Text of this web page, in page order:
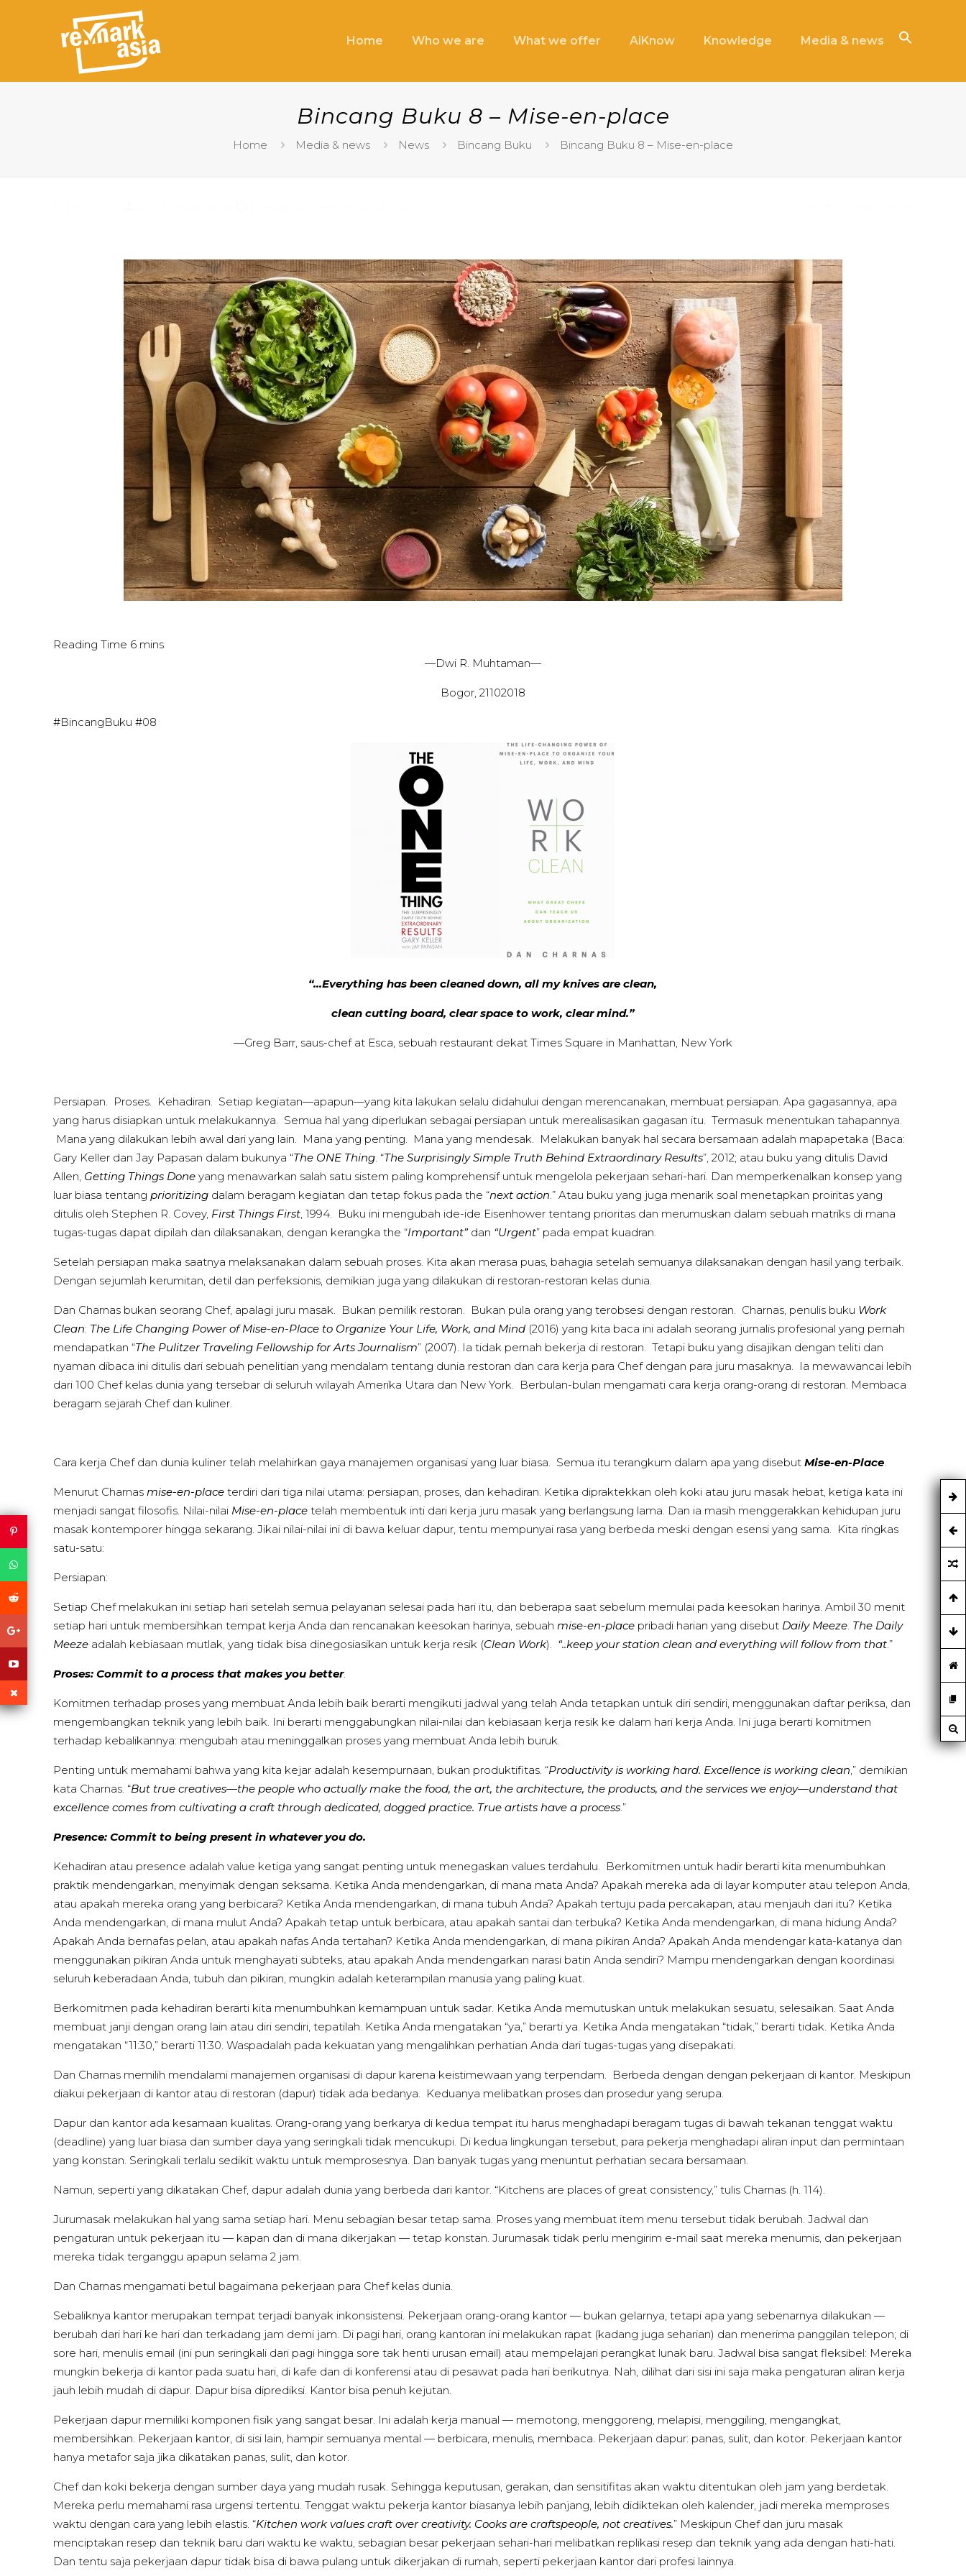
Home Who we are What we offer AiKnow Knowledge Media & news
Bincang Buku 8 – Mise-en-place
Home Media & news News Bincang Buku Bincang Buku 8 – Mise-en-place
—Dwi R. Muhtaman—
Bogor, 21102018
#BincangBuku #08
“…Everything has been cleaned down, all my knives are clean,
clean cutting board, clear space to work, clear mind.”
—Greg Barr, saus-chef at Esca, sebuah restaurant dekat Times Square in Manhattan, New York
Persiapan. Proses. Kehadiran. Setiap kegiatan—apapun—yang kita lakukan selalu didahului dengan merencanakan, membuat persiapan. Apa gagasannya, apa
yang harus disiapkan untuk melakukannya. Semua hal yang diperlukan sebagai persiapan untuk merealisasikan gagasan itu. Termasuk menentukan tahapannya.
Mana yang dilakukan lebih awal dari yang lain. Mana yang penting. Mana yang mendesak. Melakukan banyak hal secara bersamaan adalah mapapetaka (Baca:
Gary Keller dan Jay Papasan dalam bukunya “The ONE Thing. “The Surprisingly Simple Truth Behind Extraordinary Results”, 2012; atau buku yang ditulis David
Allen, Getting Things Done yang menawarkan salah satu sistem paling komprehensif untuk mengelola pekerjaan sehari-hari. Dan memperkenalkan konsep yang
luar biasa tentangprioritizing dalam beragam kegiatan dan tetap fokus pada the “next action.” Atau buku yang juga menarik soal menetapkan proiritas yang
ditulis oleh Stephen R. Covey, First Things First, 1994. Buku ini mengubah ide-ide Eisenhower tentang prioritas dan merumuskan dalam sebuah matriks di mana
tugas-tugas dapat dipilah dan dilaksanakan, dengan kerangka the “Important” dan “Urgent” pada empat kuadran.
Setelah persiapan maka saatnya melaksanakan dalam sebuah proses. Kita akan merasa puas, bahagia setelah semuanya dilaksanakan dengan hasil yang terbaik.
Dengan sejumlah kerumitan, detil dan perfeksionis, demikian juga yang dilakukan di restoran-restoran kelas dunia.
Dan Charnas bukan seorang Chef, apalagi juru masak. Bukan pemilik restoran. Bukan pula orang yang terobsesi dengan restoran. Charnas, penulis buku Work
Clean: The Life Changing Power of Mise-en-Place to Organize Your Life, Work, and Mind (2016) yang kita baca ini adalah seorang jurnalis profesional yang pernah
mendapatkan “The Pulitzer Traveling Fellowship for Arts Journalism” (2007). Ia tidak pernah bekerja di restoran. Tetapi buku yang disajikan dengan teliti dan
nyaman dibaca ini ditulis dari sebuah penelitian yang mendalam tentang dunia restoran dan cara kerja para Chef dengan para juru masaknya. Ia mewawancai lebih
dari 100 Chef kelas dunia yang tersebar di seluruh wilayah Amerika Utara dan New York. Berbulan-bulan mengamati cara kerja orang-orang di restoran. Membaca
beragam sejarah Chef dan kuliner.
Cara kerja Chef dan dunia kuliner telah melahirkan gaya manajemen organisasi yang luar biasa. Semua itu terangkum dalam apa yang disebutMise-en-Place.
Menurut Charnasmise-en-place terdiri dari tiga nilai utama: persiapan, proses, dan kehadiran. Ketika dipraktekkan oleh koki atau juru masak hebat, ketiga kata ini
menjadi sangat filosofis. Nilai-nilai Mise-en-place telah membentuk inti dari kerja juru masak yang berlangsung lama. Dan ia masih menggerakkan kehidupan juru
masak kontemporer hingga sekarang. Jikai nilai-nilai ini di bawa keluar dapur, tentu mempunyai rasa yang berbeda meski dengan esensi yang sama. Kita ringkas
satu-satu:
Persiapan:
Setiap Chef melakukan ini setiap hari setelah semua pelayanan selesai pada hari itu, dan beberapa saat sebelum memulai pada keesokan harinya. Ambil 30 menit
setiap hari untuk membersihkan tempat kerja Anda dan rencanakan keesokan harinya, sebuahmise-en-place pribadi harian yang disebut Daily Meeze. The Daily
Meeze adalah kebiasaan mutlak, yang tidak bisa dinegosiasikan untuk kerja resik (Clean Work). “..keep your station clean and everything will follow from that.”
Proses: Commit to a process that makes you better.
Komitmen terhadap proses yang membuat Anda lebih baik berarti mengikuti jadwal yang telah Anda tetapkan untuk diri sendiri, menggunakan daftar periksa, dan
mengembangkan teknik yang lebih baik. Ini berarti menggabungkan nilai-nilai dan kebiasaan kerja resik ke dalam hari kerja Anda. Ini juga berarti komitmen
terhadap kebalikannya: mengubah atau meninggalkan proses yang membuat Anda lebih buruk.
Penting untuk memahami bahwa yang kita kejar adalah kesempurnaan, bukan produktifitas. “Productivity is working hard. Excellence is working clean,” demikian
kata Charnas. “But true creatives—the people who actually make the food, the art, the architecture, the products, and the services we enjoy—understand that
excellence comes from cultivating a craft through dedicated, dogged practice. True artists have a process.”
Presence: Commit to being present in whatever you do.
Kehadiran atau presence adalah value ketiga yang sangat penting untuk menegaskan values terdahulu. Berkomitmen untuk hadir berarti kita menumbuhkan
praktik mendengarkan, menyimak dengan seksama. Ketika Anda mendengarkan, di mana mata Anda? Apakah mereka ada di layar komputer atau telepon Anda,
atau apakah mereka orang yang berbicara? Ketika Anda mendengarkan, di mana tubuh Anda? Apakah tertuju pada percakapan, atau menjauh dari itu? Ketika
Anda mendengarkan, di mana mulut Anda? Apakah tetap untuk berbicara, atau apakah santai dan terbuka? Ketika Anda mendengarkan, di mana hidung Anda?
Apakah Anda bernafas pelan, atau apakah nafas Anda tertahan? Ketika Anda mendengarkan, di mana pikiran Anda? Apakah Anda mendengar kata-katanya dan
menggunakan pikiran Anda untuk menghayati subteks, atau apakah Anda mendengarkan narasi batin Anda sendiri? Mampu mendengarkan dengan koordinasi
seluruh keberadaan Anda, tubuh dan pikiran, mungkin adalah keterampilan manusia yang paling kuat.
Berkomitmen pada kehadiran berarti kita menumbuhkan kemampuan untuk sadar. Ketika Anda memutuskan untuk melakukan sesuatu, selesaikan. Saat Anda
membuat janji dengan orang lain atau diri sendiri, tepatilah. Ketika Anda mengatakan “ya,” berarti ya. Ketika Anda mengatakan “tidak,” berarti tidak. Ketika Anda
mengatakan “11:30,” berarti 11:30. Waspadalah pada kekuatan yang mengalihkan perhatian Anda dari tugas-tugas yang disepakati.
Dan Charnas memilih mendalami manajemen organisasi di dapur karena keistimewaan yang terpendam. Berbeda dengan dengan pekerjaan di kantor. Meskipun
diakui pekerjaan di kantor atau di restoran (dapur) tidak ada bedanya. Keduanya melibatkan proses dan prosedur yang serupa.
Dapur dan kantor ada kesamaan kualitas. Orang-orang yang berkarya di kedua tempat itu harus menghadapi beragam tugas di bawah tekanan tenggat waktu
(deadline) yang luar biasa dan sumber daya yang seringkali tidak mencukupi. Di kedua lingkungan tersebut, para pekerja menghadapi aliran input dan permintaan
yang konstan. Seringkali terlalu sedikit waktu untuk memprosesnya. Dan banyak tugas yang menuntut perhatian secara bersamaan.
Namun, seperti yang dikatakan Chef, dapur adalah dunia yang berbeda dari kantor. “Kitchens are places of great consistency,” tulis Charnas (h. 114).
Jurumasak melakukan hal yang sama setiap hari. Menu sebagian besar tetap sama. Proses yang membuat item menu tersebut tidak berubah. Jadwal dan
pengaturan untuk pekerjaan itu — kapan dan di mana dikerjakan — tetap konstan. Jurumasak tidak perlu mengirim e-mail saat mereka menumis, dan pekerjaan
mereka tidak terganggu apapun selama 2 jam.
Dan Charnas mengamati betul bagaimana pekerjaan para Chef kelas dunia.
Sebaliknya kantor merupakan tempat terjadi banyak inkonsistensi. Pekerjaan orang-orang kantor — bukan gelarnya, tetapi apa yang sebenarnya dilakukan —
berubah dari hari ke hari dan terkadang jam demi jam. Di pagi hari, orang kantoran ini melakukan rapat (kadang juga seharian) dan menerima panggilan telepon; di
sore hari, menulis email (ini pun seringkali dari pagi hingga sore tak henti urusan email) atau mempelajari perangkat lunak baru. Jadwal bisa sangat fleksibel: Mereka
mungkin bekerja di kantor pada suatu hari, di kafe dan di konferensi atau di pesawat pada hari berikutnya. Nah, dilihat dari sisi ini saja maka pengaturan aliran kerja
jauh lebih mudah di dapur. Dapur bisa diprediksi. Kantor bisa penuh kejutan.
Pekerjaan dapur memiliki komponen fisik yang sangat besar. Ini adalah kerja manual — memotong, menggoreng, melapisi, menggiling, mengangkat,
membersihkan. Pekerjaan kantor, di sisi lain, hampir semuanya mental — berbicara, menulis, membaca. Pekerjaan dapur: panas, sulit, dan kotor. Pekerjaan kantor
hanya metafor saja jika dikatakan panas, sulit, dan kotor.
Chef dan koki bekerja dengan sumber daya yang mudah rusak. Sehingga keputusan, gerakan, dan sensitifitas akan waktu ditentukan oleh jam yang berdetak.
Mereka perlu memahami rasa urgensi tertentu. Tenggat waktu pekerja kantor biasanya lebih panjang, lebih didiktekan oleh kalender, jadi mereka memproses
waktu dengan cara yang lebih elastis. “Kitchen work values craft over creativity. Cooks are craftspeople, not creatives.” Meskipun Chef dan juru masak
menciptakan resep dan teknik baru dari waktu ke waktu, sebagian besar pekerjaan sehari-hari melibatkan replikasi resep dan teknik yang ada dengan hati-hati.
Dan tentu saja pekerjaan dapur tidak bisa di bawa pulang untuk dikerjakan di rumah, seperti pekerjaan kantor dari profesi lainnya.